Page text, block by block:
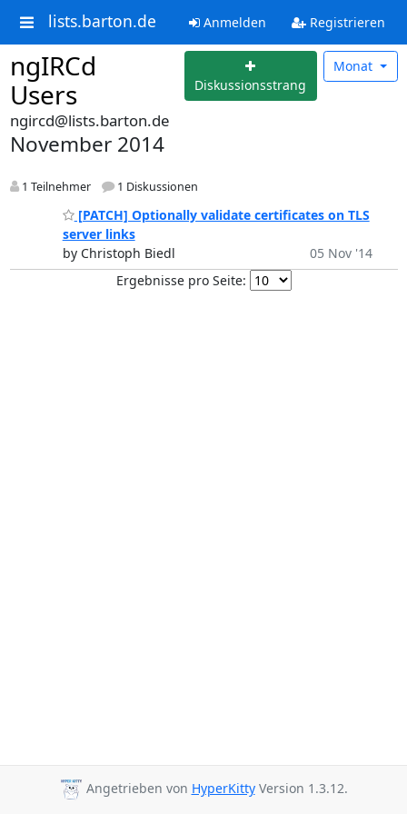
lists.barton.de Anmelden Registrieren
ngIRCd
Users
Diskussionsstrang
Monat
ngircd@lists.barton.de
November 2014
1 Teilnehmer 1 Diskussionen
[PATCH] Optionally validate certificates on TLS
server links
by Christoph Biedl
05 Nov '14
Ergebnisse pro Seite:
Angetrieben von HyperKittyVersion 1.3.12.